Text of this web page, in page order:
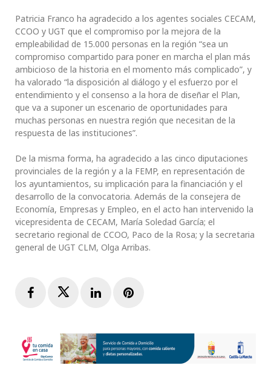
Patricia Franco ha agradecido a los agentes sociales CECAM,
CCOO y UGT que el compromiso por la mejora de la
empleabilidad de 15.000 personas en la región “sea un
compromiso compartido para poner en marcha el plan más
ambicioso de la historia en el momento más complicado”, y
ha valorado “la disposición al diálogo y el esfuerzo por el
entendimiento y el consenso a la hora de diseñar el Plan,
que va a suponer un escenario de oportunidades para
muchas personas en nuestra región que necesitan de la
respuesta de las instituciones”.
De la misma forma, ha agradecido a las cinco diputaciones
provinciales de la región y a la FEMP, en representación de
los ayuntamientos, su implicación para la financiación y el
desarrollo de la convocatoria. Además de la consejera de
Economía, Empresas y Empleo, en el acto han intervenido la
vicepresidenta de CECAM, María Soledad García; el
secretario regional de CCOO, Paco de la Rosa; y la secretaria
general de UGT CLM, Olga Arribas.
FacebookTwitterLinkedInPinterest